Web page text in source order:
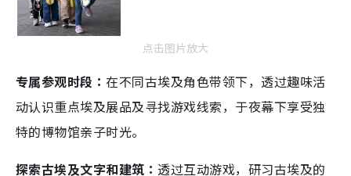
点击图片放大
专属参观时段：在不同古埃及角色带领下，透过趣味活
动认识重点埃及展品及寻找游戏线索，于夜幕下享受独
特的博物馆亲子时光。
探索古埃及文字和建筑：透过互动游戏，研习古埃及的